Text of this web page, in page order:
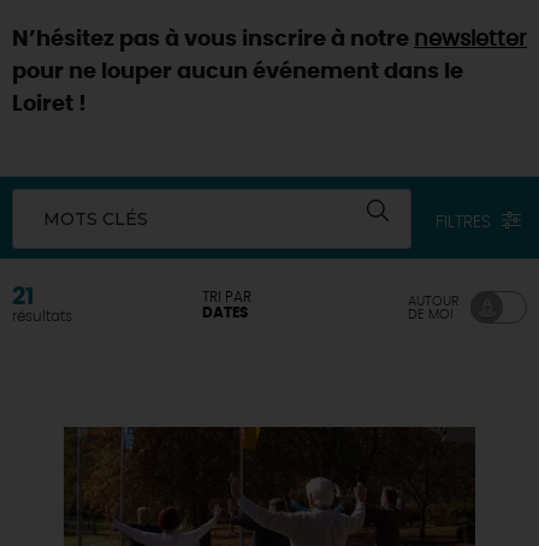
DEMAIN
CETTE SEMAINE
N’hésitez pas à vous inscrire à notre newsletter
pour ne louper aucun événement dans le
Loiret !
MOTS CLÉS FILTRES
21
résultats
TRI PAR
DATES
AUTOUR
DE MOI